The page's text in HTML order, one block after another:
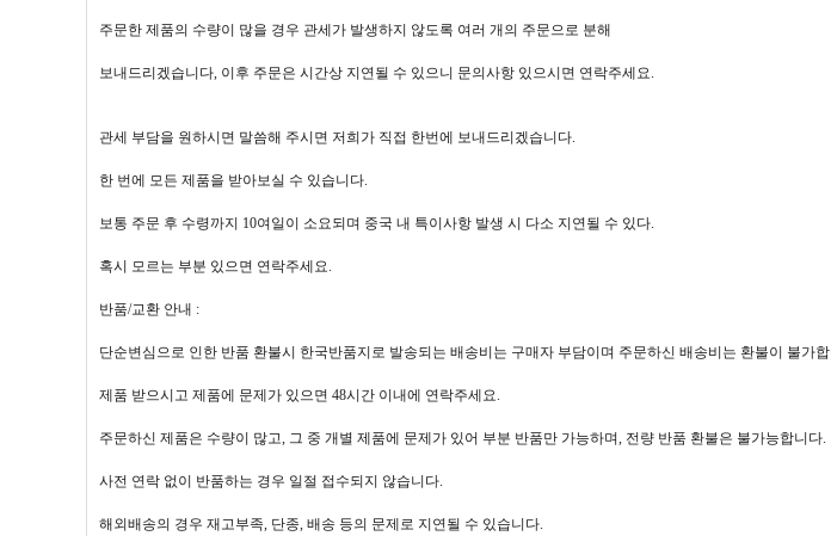
주문한 제품의 수량이 많을 경우 관세가 발생하지 않도록 여러 개의 주문으로 분해
보내드리겠습니다, 이후 주문은 시간상 지연될 수 있으니 문의사항 있으시면 연락주세요.
관세 부담을 원하시면 말씀해 주시면 저희가 직접 한번에 보내드리겠습니다.
한 번에 모든 제품을 받아보실 수 있습니다.
보통 주문 후 수령까지 10여일이 소요되며 중국 내 특이사항 발생 시 다소 지연될 수 있다.
혹시 모르는 부분 있으면 연락주세요.
반품/교환 안내 :
단순변심으로 인한 반품 환불시 한국반품지로 발송되는 배송비는 구매자 부담이며 주문하신 배송비는 환불이 불가
제품 받으시고 제품에 문제가 있으면 48시간 이내에 연락주세요.
주문하신 제품은 수량이 많고, 그 중 개별 제품에 문제가 있어 부분 반품만 가능하며, 전량 반품 환불은 불가능합니다.
사전 연락 없이 반품하는 경우 일절 접수되지 않습니다.
해외배송의 경우 재고부족, 단종, 배송 등의 문제로 지연될 수 있습니다.